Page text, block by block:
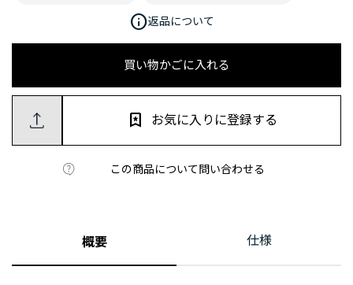
買い物かごに入れる
この商品について問い合わせる
お気に入りに登録する
info返品について
概要 仕様